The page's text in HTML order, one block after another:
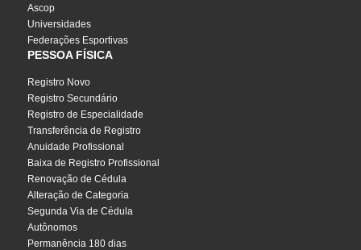
Ascop
Universidades
Federações Esportivas
PESSOA FÍSICA
Registro Novo
Registro Secundário
Registro de Especialidade
Transferência de Registro
Anuidade Profissional
Baixa de Registro Profissional
Renovação de Cédula
Alteração de Categoria
Segunda Via de Cédula
Autônomos
Permanência 180 dias